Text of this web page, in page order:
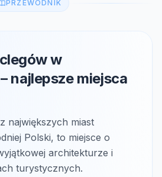
PRZEWODNIK
w
najlepsze miejsca
największych miast
Polski, to miejsce o
architekturze i
turystycznych.